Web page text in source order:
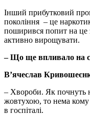
Інший прибутковий
покоління – це
поширився попит на це
активно вирощувати.
– Що ще впливало на
В’ячеслав
– Хвороби. Як почнуть
жовтухою, то нема кому
в госпіталі.